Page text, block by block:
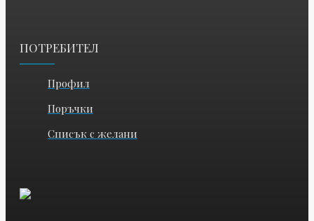
ПОТРЕБИТЕЛ
Профил
Поръчки
Списък с желани